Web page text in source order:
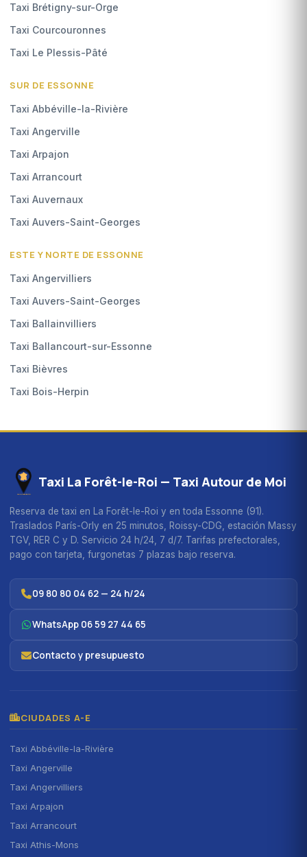
Taxi Brétigny-sur-Orge
Taxi Courcouronnes
Taxi Le Plessis-Pâté
SUR DE ESSONNE
Taxi Abbéville-la-Rivière
Taxi Angerville
Taxi Arpajon
Taxi Arrancourt
Taxi Auvernaux
Taxi Auvers-Saint-Georges
ESTE Y NORTE DE ESSONNE
Taxi Angervilliers
Taxi Auvers-Saint-Georges
Taxi Ballainvilliers
Taxi Ballancourt-sur-Essonne
Taxi Bièvres
Taxi Bois-Herpin
Taxi La Forêt-le-Roi — Taxi Autour de Moi
Reserva de taxi en La Forêt-le-Roi y en toda Essonne (91).
Traslados París-Orly en 25 minutos, Roissy-CDG, estación Massy
TGV, RER C y D. Servicio 24 h/24, 7 d/7. Tarifas prefectorales,
pago con tarjeta, furgonetas 7 plazas bajo reserva.
09 80 80 04 62 — 24 h/24
WhatsApp 06 59 27 44 65
Contacto y presupuesto
CIUDADES A-E
Taxi Abbéville-la-Rivière
Taxi Angerville
Taxi Angervilliers
Taxi Arpajon
Taxi Arrancourt
Taxi Athis-Mons